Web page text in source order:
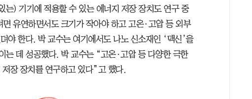
는) 기기에 적용할 수 있는 에너지 저장 장치도 연구 중
유연하면서도 크기가 작아야 하고 고온·고압 등 외부
야 한다. 박 교수는 여기에서도 나노 신소재인 ‘맥신’을
는 데 성공했다. 박 교수는 “고온·고압 등 다양한 극한
장 장치를 연구하고 있다”고 했다.